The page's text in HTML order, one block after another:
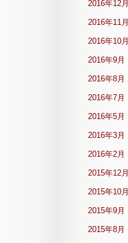
2016年12月
2016年11月
2016年10月
2016年9月
2016年8月
2016年7月
2016年5月
2016年3月
2016年2月
2015年12月
2015年10月
2015年9月
2015年8月